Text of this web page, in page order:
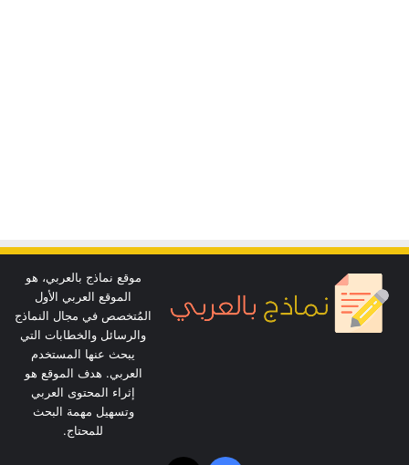
موقع نماذج بالعربي، هو
الموقع العربي الأول
المُتخصص في مجال النماذج
والرسائل والخطابات التي
يبحث عنها المستخدم
العربي. هدف الموقع هو
إثراء المحتوى العربي
وتسهيل مهمة البحث
للمحتاج.